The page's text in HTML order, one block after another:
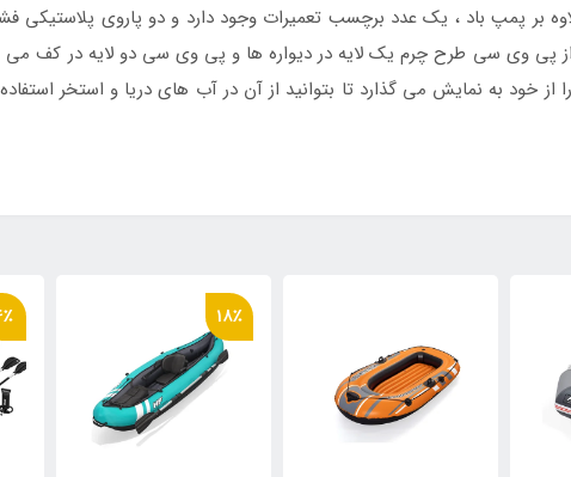
بر پمپ باد ، یک عدد برچسب تعمیرات وجود دارد و دو پاروی پلاستیکی
از پی وی سی طرح چرم یک لایه در دیواره ها و پی وی سی دو لایه در کف
و عملکرد خوبی را از خود به نمایش می گذارد تا بتوانید از آن در آب های دریا و استخر
18٪